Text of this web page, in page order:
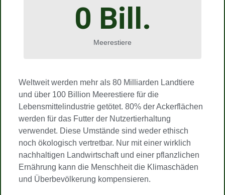
Meerestiere
0 Bill.
Weltweit werden mehr als 80 Milliarden Landtiere
und über 100 Billion Meerestiere für die
Lebensmittelindustrie getötet. 80% der Ackerflächen
werden für das Futter der Nutzertierhaltung
verwendet. Diese Umstände sind weder ethisch
noch ökologisch vertretbar. Nur mit einer wirklich
nachhaltigen Landwirtschaft und einer pflanzlichen
Ernährung kann die Menschheit die Klimaschäden
und Überbevölkerung kompensieren.